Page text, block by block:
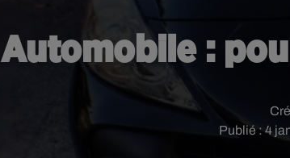
Automobile :
Publié : 4